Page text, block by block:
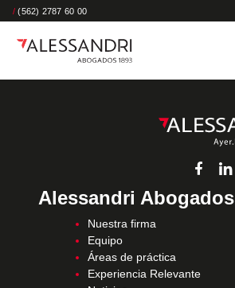
/ (562) 2787 60 00
Alessandri Abogados
Nuestra firma
Equipo
Áreas de práctica
Experiencia Relevante